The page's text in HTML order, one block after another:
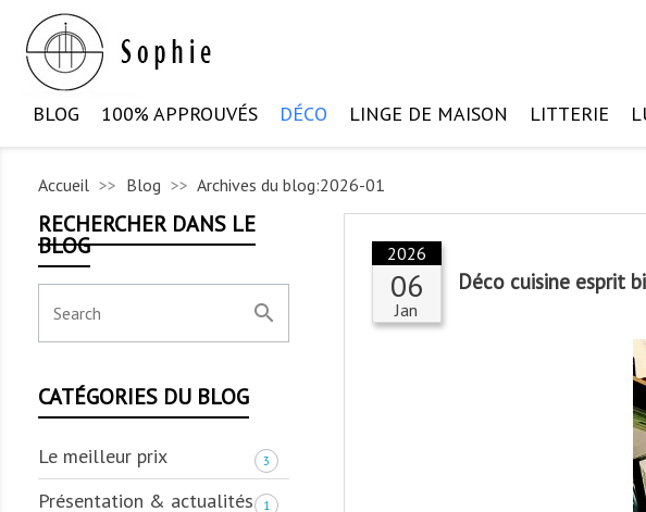
BLOG 100% APPROUVÉS DÉCO LINGE DE MAISON LITTERIE
Accueil Blog Archives du blog:2026-01
RECHERCHER DANS LE
BLOG
search
CATÉGORIES DU BLOG
Le meilleur prix 3
Présentation & actualités 1
2026
06
Jan
Déco cuisine esprit